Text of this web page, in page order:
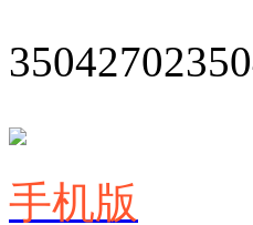
手机版